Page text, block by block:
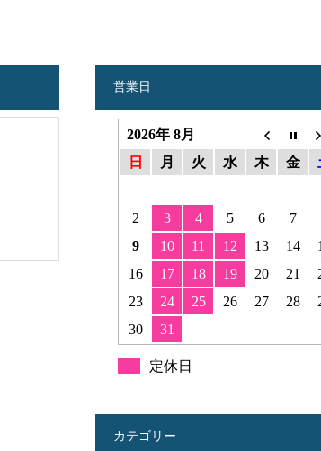
営業日
2026年 8月
日
月 火 水 木 金
2
3 4 5 6 7
9
10 11 12 13 14
16
17 18 19 20 21
23
24 25 26 27 28
30
31
定休日
カテゴリー